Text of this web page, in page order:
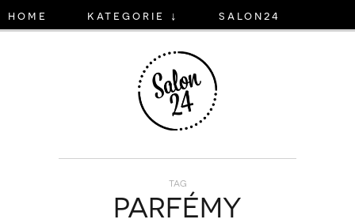
home kategorie ↓ salon24
TAG
PARFÉMY